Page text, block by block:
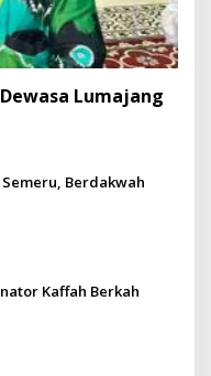
Lumajang
Berdakwah
Kaffah Berkah